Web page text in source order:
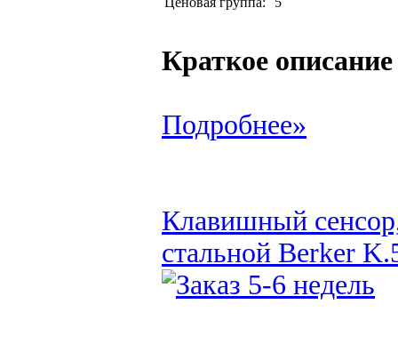
Краткое описание
Подробнее»
Клавишный
стальной Berker